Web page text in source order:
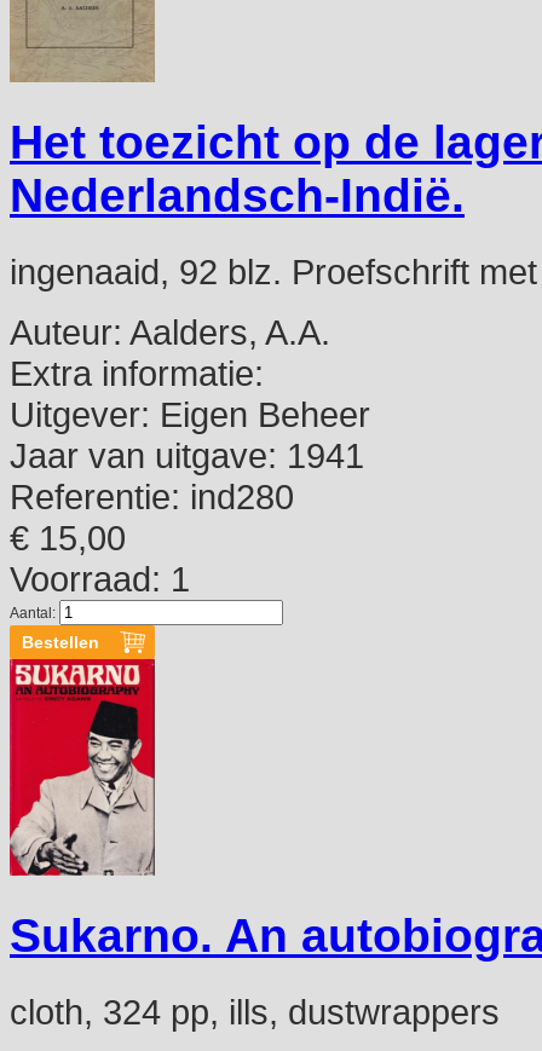
Het toezicht op de
Nederlandsch-Indië.
ingenaaid, 92 blz. Proefschrift
Auteur: Aalders, A.A.
Extra informatie:
Uitgever: Eigen Beheer
Jaar van uitgave: 1941
Referentie: ind280
€ 15,00
Voorraad: 1
Aantal:
Sukarno. An
cloth, 324 pp, ills, dustwrappers